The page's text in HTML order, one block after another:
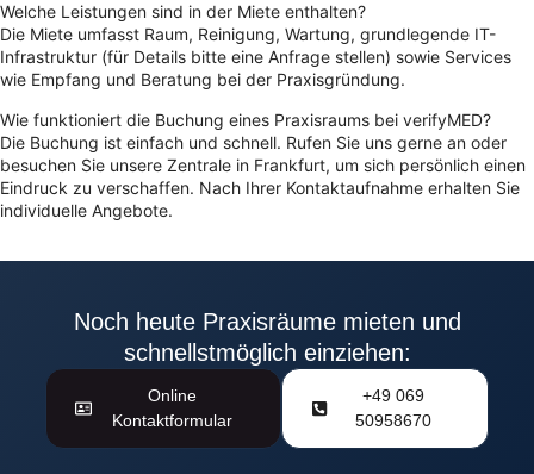
Welche Leistungen sind in der Miete enthalten?
Die Miete umfasst Raum, Reinigung, Wartung, grundlegende IT-
Infrastruktur (für Details bitte eine Anfrage stellen) sowie Services
wie Empfang und Beratung bei der Praxisgründung.
Wie funktioniert die Buchung eines Praxisraums bei verifyMED?
Die Buchung ist einfach und schnell. Rufen Sie uns gerne an oder
besuchen Sie unsere Zentrale in Frankfurt, um sich persönlich einen
Eindruck zu verschaffen. Nach Ihrer Kontaktaufnahme erhalten Sie
individuelle Angebote.
Noch heute Praxisräume mieten und
schnellstmöglich einziehen:
Online
Kontaktformular
+49 069
50958670